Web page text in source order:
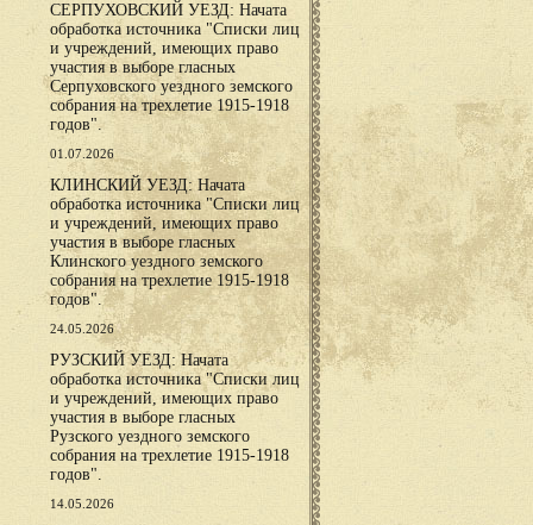
СЕРПУХОВСКИЙ УЕЗД: Начата
обработка источника "Списки лиц
и учреждений, имеющих право
участия в выборе гласных
Серпуховского уездного земского
собрания на трехлетие 1915-1918
годов".
01.07.2026
КЛИНСКИЙ УЕЗД: Начата
обработка источника "Списки лиц
и учреждений, имеющих право
участия в выборе гласных
Клинского уездного земского
собрания на трехлетие 1915-1918
годов".
24.05.2026
РУЗСКИЙ УЕЗД: Начата
обработка источника "Списки лиц
и учреждений, имеющих право
участия в выборе гласных
Рузского уездного земского
собрания на трехлетие 1915-1918
годов".
14.05.2026